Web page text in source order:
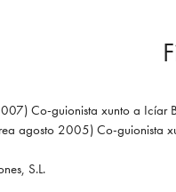
Co-guionista xunto a Icíar
agosto 2005) Co-guionista
S.L.